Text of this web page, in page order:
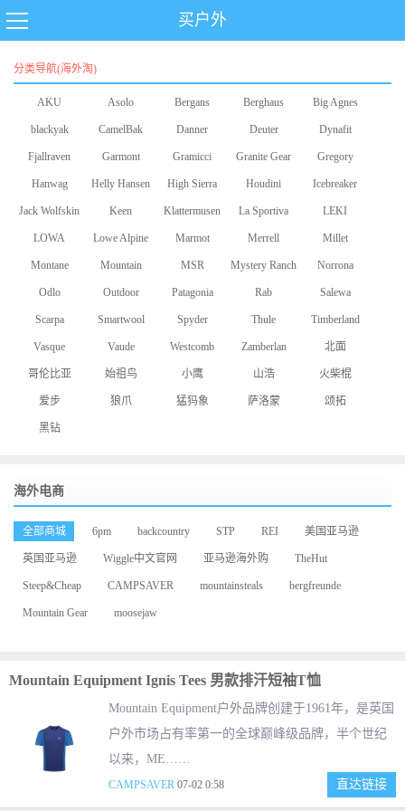
买户外
分类导航(海外淘)
AKU Asolo Bergans Berghaus Big Agnes
blackyak CamelBak Danner Deuter Dynafit
Fjallraven Garmont Gramicci Granite Gear Gregory
Hanwag Helly Hansen High Sierra Houdini Icebreaker
Jack Wolfskin Keen Klattermusen La Sportiva LEKI
LOWA Lowe Alpine Marmot Merrell Millet
Montane Mountain
Equipment
MSR Mystery Ranch Norrona
Odlo Outdoor
Research
Patagonia Rab Salewa
Scarpa Smartwool Spyder Thule Timberland
Vasque Vaude Westcomb Zamberlan 北面
哥伦比亚 始祖鸟 小鹰 山浩 火柴棍
爱步 狼爪 猛犸象 萨洛蒙 颂拓
黑钻
海外电商
全部商城 6pm backcountry STP REI 美国亚马逊
英国亚马逊 Wiggle中文官网 亚马逊海外购 TheHut
Steep&Cheap CAMPSAVER mountainsteals bergfreunde
Mountain Gear moosejaw
Mountain Equipment Ignis Tees 男款排汗短袖T恤
Mountain Equipment户外品牌创建于1961年，是英国
户外市场占有率第一的全球巅峰级品牌，半个世纪
以来，ME……
CAMPSAVER 07-02 0:58 直达链接